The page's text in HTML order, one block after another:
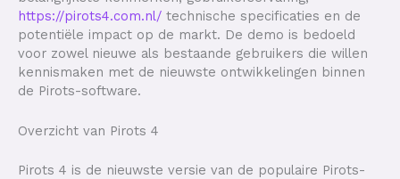
https://pirots4.com.nl/ technische specificaties en de
potentiële impact op de markt. De demo is bedoeld
voor zowel nieuwe als bestaande gebruikers die willen
kennismaken met de nieuwste ontwikkelingen binnen
de Pirots-software.
Overzicht van Pirots 4
Pirots 4 is de nieuwste versie van de populaire Pirots-